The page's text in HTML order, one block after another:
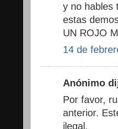
y no hables
estas
UN ROJO
14 de
Anónimo
Por favor,
anterior.
ilegal.